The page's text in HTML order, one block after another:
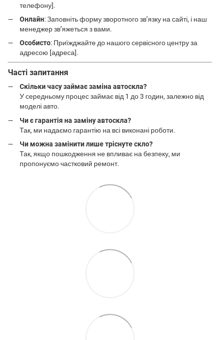
телефону].
Онлайн: Заповніть форму зворотного зв’язку на сайті, і наш
менеджер зв’яжеться з вами.
Особисто: Приїжджайте до нашого сервісного центру за
адресою [адреса].
Часті запитання
Скільки часу займає заміна автоскла?
У середньому процес займає від 1 до 3 годин, залежно від
моделі авто.
Чи є гарантія на заміну автоскла?
Так, ми надаємо гарантію на всі виконані роботи.
Чи можна замінити лише тріснуте скло?
Так, якщо пошкодження не впливає на безпеку, ми
пропонуємо частковий ремонт.